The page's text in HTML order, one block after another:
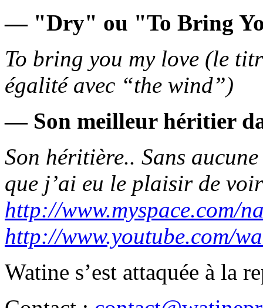
— "Dry" ou "To Bring
To bring you my love (le
égalité avec “the wind”)
— Son meilleur héritier
Son héritière.. Sans
que j’ai eu le plaisir de
http://www.myspace.com/
http://www.youtube.com/
Watine s’est attaquée à la